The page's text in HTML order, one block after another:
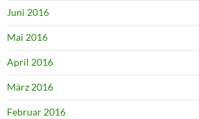
Juni 2016
Mai 2016
April 2016
März 2016
Februar 2016